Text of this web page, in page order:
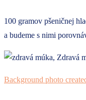
100 gramov pšeničnej
a budeme s nimi
Background photo